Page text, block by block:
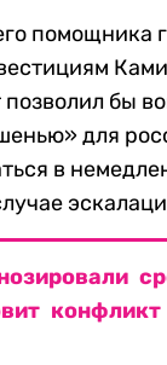
помощника
позволил бы
для
в